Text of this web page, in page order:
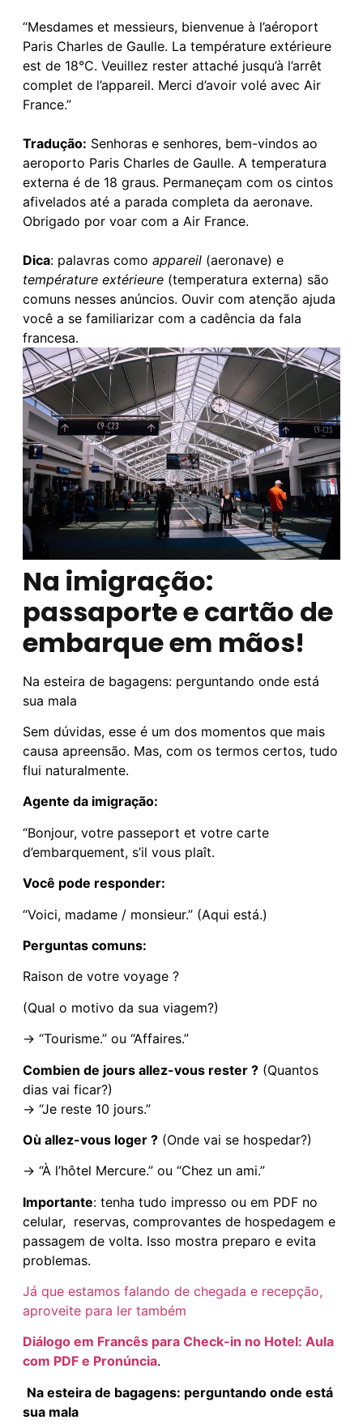
“Mesdames et messieurs, bienvenue à l’aéroport
Paris Charles de Gaulle. La température extérieure
est de 18°C. Veuillez rester attaché jusqu’à l’arrêt
complet de l’appareil. Merci d’avoir volé avec Air
France.”
Tradução: Senhoras e senhores, bem-vindos ao
aeroporto Paris Charles de Gaulle. A temperatura
externa é de 18 graus. Permaneçam com os cintos
afivelados até a parada completa da aeronave.
Obrigado por voar com a Air France.
Dica: palavras como appareil (aeronave) e
température extérieure (temperatura externa) são
comuns nesses anúncios. Ouvir com atenção ajuda
você a se familiarizar com a cadência da fala
francesa.
Na imigração:
passaporte e cartão de
embarque em mãos!
Na esteira de bagagens: perguntando onde está
sua mala
Sem dúvidas, esse é um dos momentos que mais
causa apreensão. Mas, com os termos certos, tudo
flui naturalmente.
Agente da imigração:
“Bonjour, votre passeport et votre carte
d’embarquement, s’il vous plaît.
Você pode responder:
“Voici, madame / monsieur.” (Aqui está.)
Perguntas comuns:
Raison de votre voyage ?
(Qual o motivo da sua viagem?)
→ “Tourisme.” ou “Affaires.”
Combien de jours allez-vous rester ? (Quantos
dias vai ficar?)
→ “Je reste 10 jours.”
Où allez-vous loger ? (Onde vai se hospedar?)
→ “À l’hôtel Mercure.” ou “Chez un ami.”
Importante: tenha tudo impresso ou em PDF no
celular, reservas, comprovantes de hospedagem e
passagem de volta. Isso mostra preparo e evita
problemas.
Já que estamos falando de chegada e recepção,
aproveite para ler também
Diálogo em Francês para Check-in no Hotel: Aula
com PDF e Pronúncia.
Na esteira de bagagens: perguntando onde está
sua mala